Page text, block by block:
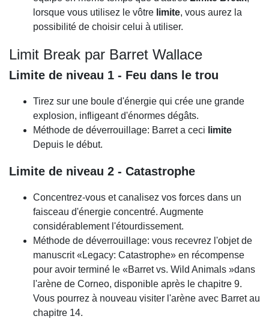
lorsque vous utilisez le vôtre limite, vous aurez la
possibilité de choisir celui à utiliser.
Limit Break par Barret Wallace
Limite de niveau 1 - Feu dans le trou
Tirez sur une boule d'énergie qui crée une grande
explosion, infligeant d'énormes dégâts.
Méthode de déverrouillage: Barret a ceci limite
Depuis le début.
Limite de niveau 2 - Catastrophe
Concentrez-vous et canalisez vos forces dans un
faisceau d'énergie concentré. Augmente
considérablement l'étourdissement.
Méthode de déverrouillage: vous recevrez l'objet de
manuscrit «Legacy: Catastrophe» en récompense
pour avoir terminé le «Barret vs. Wild Animals »dans
l'arène de Corneo, disponible après le chapitre 9.
Vous pourrez à nouveau visiter l'arène avec Barret au
chapitre 14.